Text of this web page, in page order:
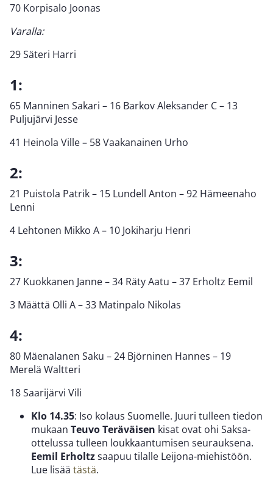
70 Korpisalo Joonas
Varalla:
29 Säteri Harri
1:
65 Manninen Sakari – 16 Barkov Aleksander C – 13
Puljujärvi Jesse
41 Heinola Ville – 58 Vaakanainen Urho
2:
21 Puistola Patrik – 15 Lundell Anton – 92 Hämeenaho
Lenni
4 Lehtonen Mikko A – 10 Jokiharju Henri
3:
27 Kuokkanen Janne – 34 Räty Aatu – 37 Erholtz Eemil
3 Määttä Olli A – 33 Matinpalo Nikolas
4:
80 Mäenalanen Saku – 24 Björninen Hannes – 19
Merelä Waltteri
18 Saarijärvi Vili
Klo 14.35: Iso kolaus Suomelle. Juuri tulleen tiedon
mukaan Teuvo Teräväisen kisat ovat ohi Saksa-
ottelussa tulleen loukkaantumisen seurauksena.
Eemil Erholtzsaapuu tilalle Leijona-miehistöön.
Lue lisää tästä.